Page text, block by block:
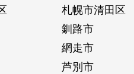
札幌市清田区
釧路市
網走市
芦別市